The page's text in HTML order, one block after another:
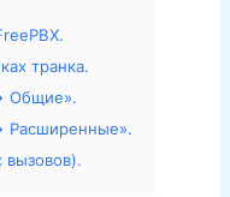
транка.
Общие».
Расширенные».
вызовов).